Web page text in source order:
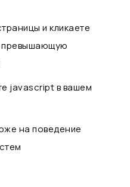
и кликаете
превышающую
javascript в вашем
на поведение